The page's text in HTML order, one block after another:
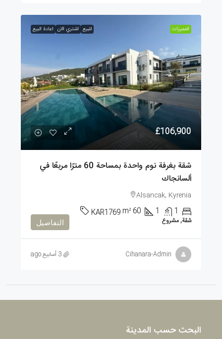
الممیزات للبيع اشتري الان اعادة البيع
£106,900
شقة بغرفة نوم واحدة بمساحة 60 مترًا مربعًا في
ألسانجاك
Alsancak, Kyrenia
1
1
60
m²
KAR1769
شقة, مشروع التفاصيل
Cihanara-Admin 3 أسابيع ago
البحث حسب المدينة